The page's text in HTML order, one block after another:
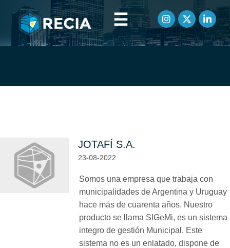
☰
JOTAFÍ S.A.
23-08-2022
Somos una empresa que trabaja con
municipalidades de Argentina y Uruguay
hace más de cuarenta años. Nuestro
producto se llama SIGeMi, es un sistema
integro de gestión Municipal. Este
sistema no es un enlatado, dispone de